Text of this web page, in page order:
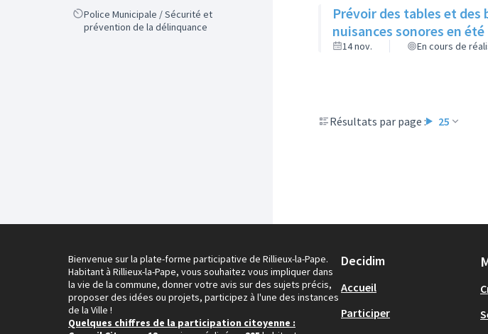
Scope
Police Municipale / Sécurité et
prévention de la délinquance
Prévoir des tables et
nuisances sonores en
14 nov. En cours de
Résultats par page : 25
Bienvenue sur la plate-forme participative de Rillieux-la-Pape.
Habitant à Rillieux-la-Pape, vous souhaitez vous impliquer dans
la vie de la commune, donner votre avis sur des sujets précis,
proposer des idées ou projets, participez à l'une des instances
de la Ville !
Quelques chiffres de la participation citoyenne :
Decidim
Accueil
Participer